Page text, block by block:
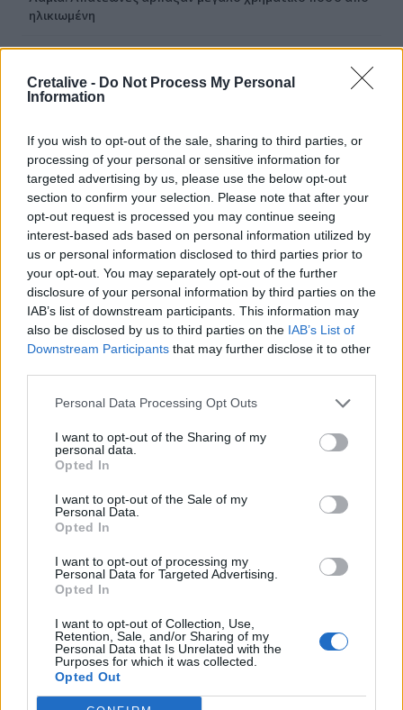
Cretalive - Do Not Process My Personal
Information
If you wish to opt-out of the sale, sharing to third parties, or
processing of your personal or sensitive information for
targeted advertising by us, please use the below opt-out
section to confirm your selection. Please note that after your
opt-out request is processed you may continue seeing
interest-based ads based on personal information utilized by
us or personal information disclosed to third parties prior to
your opt-out. You may separately opt-out of the further
disclosure of your personal information by third parties on the
IAB’s list of downstream participants. This information may
also be disclosed by us to third parties on the IAB’s List of
Downstream Participants that may further disclose it to other
Personal Data Processing Opt Outs
I want to opt-out of the Sharing of my
personal data.
Opted In
I want to opt-out of the Sale of my
Personal Data.
Opted In
I want to opt-out of processing my
Personal Data for Targeted Advertising.
Opted In
I want to opt-out of Collection, Use,
Retention, Sale, and/or Sharing of my
Personal Data that Is Unrelated with the
Purposes for which it was collected.
Opted Out
ηλικιωμένη
Μεσογειακή φώκια έκανε στάση για ξεκούραση στην
παραλία της Αγίας Βάσως στο Τρίκερι
Μεταναστευτικό: Σύλληψη 18χρονου διακινητή για την
"καραβιά" στον Τσούτσουρα
Δημοπρατείται η μπάλα των ιστορικών γκολ του
Μαραντόνα επί της Αγγλίας στο Μουντιάλ 1986
21:08
Διεθνείς διακρίσεις για τη μαθητική ταινία stop motion
«Shared Weights» του 8ου Γυμνασίου Ηρακλείου
ΥΠΑΑΤ – ΑΑΔΕ: Υπεγράφη κοινή απόφαση για
επενδύσεις 263,5 εκατ. ευρώ
ΣΧΕΤΙΚA AΡΘΡΑ
ΑΑΔΕ: Άνοιξε ξανά το σύστημα ΕΑΕ 2025 για
ΟΙΚΟΝΟΜΙΑ 20:57
ΑΑΔΕ: Άνοιξε ξανά το σύστημα ΕΑΕ
ΑΑΔΕ: Άνοιξε ξανά το σύστημα
ΕΑΕ 2025 για διορθώσεις και
τους παραγωγούς